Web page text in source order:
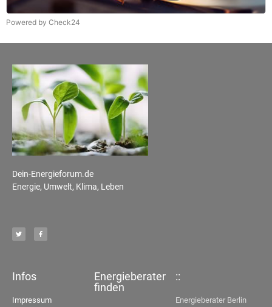
Powered by Check24
Dein-Energieforum.de
Energie, Umwelt, Klima, Leben
Infos
Impressum
Energieberater
finden
::
Energieberater Berlin